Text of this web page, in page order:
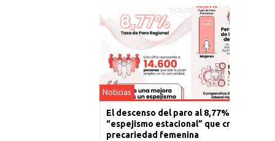
Noticias
El descenso del paro al 8,77% es un
“espejismo estacional” que cronifica la
precariedad femenina